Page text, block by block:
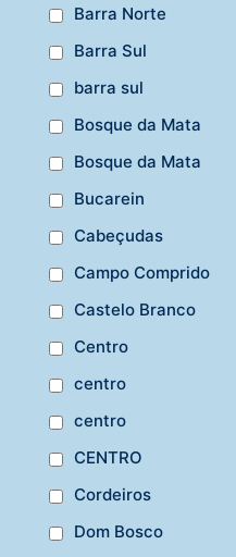
Barra Norte
Barra Sul
barra sul
Bosque da Mata
Bosque da Mata
Bucarein
Cabeçudas
Campo Comprido
Castelo Branco
Centro
centro
centro
CENTRO
Cordeiros
Dom Bosco